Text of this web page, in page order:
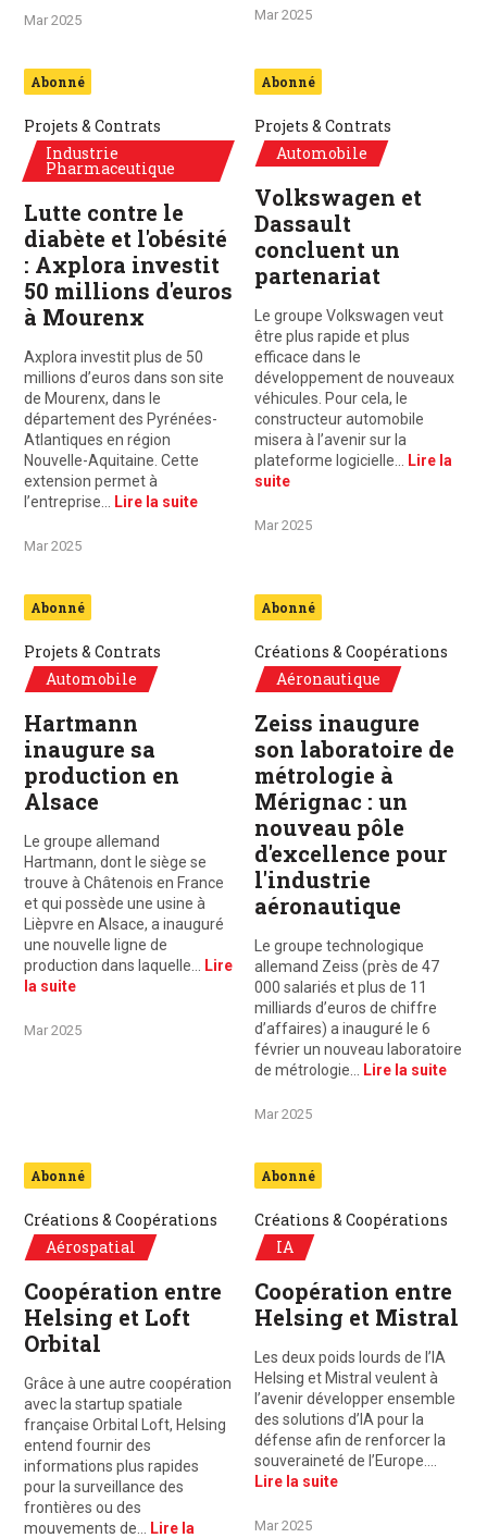
Mar 2025 Mar 2025
Abonné
Projets & Contrats
Industrie
Pharmaceutique
Lutte contre le
diabète et l'obésité
: Axplora investit
50 millions d'euros
à Mourenx
Axplora investit plus de 50
millions d’euros dans son site
de Mourenx, dans le
département des Pyrénées-
Atlantiques en région
Nouvelle-Aquitaine. Cette
extension permet à
l’entreprise…
Lire la suite
Mar 2025
Abonné
Projets & Contrats
Automobile
Volkswagen et
Dassault
concluent un
partenariat
Le groupe Volkswagen veut
être plus rapide et plus
efficace dans le
développement de nouveaux
véhicules. Pour cela, le
constructeur automobile
misera à l’avenir sur la
plateforme logicielle…
Lire la
suite
Mar 2025
Abonné
Projets & Contrats
Automobile
Hartmann
inaugure sa
production en
Alsace
Le groupe allemand
Hartmann, dont le siège se
trouve à Châtenois en France
et qui possède une usine à
Lièpvre en Alsace, a inauguré
une nouvelle ligne de
production dans laquelle…
Lire
la suite
Mar 2025
Abonné
Créations & Coopérations
Aéronautique
Zeiss inaugure
son laboratoire de
métrologie à
Mérignac : un
nouveau pôle
d'excellence pour
l'industrie
aéronautique
Le groupe technologique
allemand Zeiss (près de 47
000 salariés et plus de 11
milliards d’euros de chiffre
d’affaires) a inauguré le 6
février un nouveau laboratoire
de métrologie…
Lire la suite
Mar 2025
Abonné
Créations & Coopérations
Aérospatial
Coopération entre
Helsing et Loft
Orbital
Grâce à une autre coopération
avec la startup spatiale
française Orbital Loft, Helsing
entend fournir des
informations plus rapides
pour la surveillance des
frontières ou des
mouvements de…
Lire la
Abonné
Créations & Coopérations
IA
Coopération entre
Helsing et Mistral
Les deux poids lourds de l’IA
Helsing et Mistral veulent à
l’avenir développer ensemble
des solutions d’IA pour la
défense afin de renforcer la
souveraineté de l’Europe.…
Lire la suite
Mar 2025